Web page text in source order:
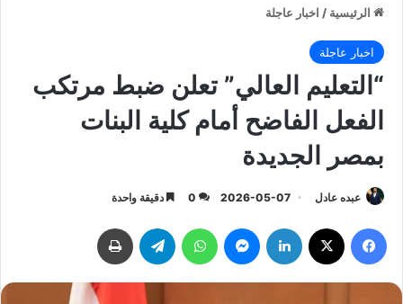
الرئيسية / اخبار عاجلة
اخبار عاجلة
“التعليم العالي” تعلن ضبط مرتكب
الفعل الفاضح أمام كلية البنات
بمصر الجديدة
عبده عادل 2026-05-07
0 دقيقة واحدة